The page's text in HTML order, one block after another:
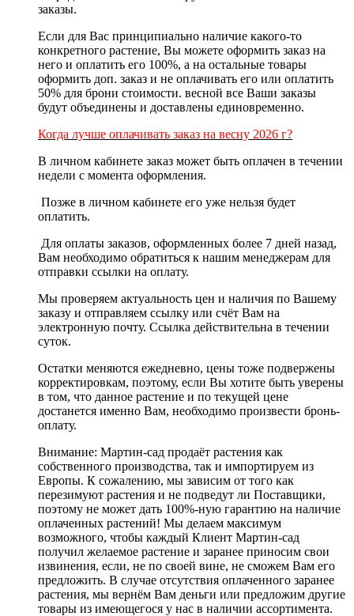
заказы.
Если для Вас принципиально наличие какого-то
конкретного растение, Вы можете оформить заказ на
него и оплатить его 100%, а на остальные товары
оформить доп. заказ и не оплачивать его или оплатить
50% для брони стоимости. весной все Ваши заказы
будут объединены и доставлены единовременно.
Когда лучше оплачивать заказ на весну 2026 г?
В личном кабинете заказ может быть оплачен в течении
недели с момента оформления.
Позже в личном кабинете его уже нельзя будет
оплатить.
Для оплаты заказов, оформленных более 7 дней назад,
Вам необходимо обратиться к нашим менеджерам для
отправки ссылки на оплату.
Мы проверяем актуальность цен и наличия по Вашему
заказу и отправляем ссылку или счёт Вам на
электронную почту. Ссылка действительна в течении
суток.
Остатки меняются ежедневно, цены тоже подвержены
корректировкам, поэтому, если Вы хотите быть уверены
в том, что данное растение и по текущей цене
достанется именно Вам, необходимо произвести бронь-
оплату.
Внимание: Мартин-сад продаёт растения как
собственного производства, так и импортируем из
Европы. К сожалению, мы зависим от того как
перезимуют растения и не подведут ли Поставщики,
поэтому не может дать 100%-ную гарантию на наличие
оплаченных растений! Мы делаем максимум
возможного, чтобы каждый Клиент Мартин-сад
получил желаемое растение и заранее приносим свои
извинения, если, не по своей вине, не сможем Вам его
предложить. В случае отсутствия оплаченного заранее
растения, мы вернём Вам деньги или предложим другие
товары из имеющегося у нас в наличии ассортимента.